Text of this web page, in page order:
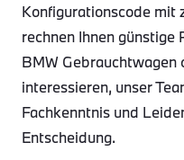
Konfigurationscode mit
rechnen Ihnen günstige
BMW Gebrauchtwagen
interessieren, unser
Fachkenntnis und
Entscheidung.